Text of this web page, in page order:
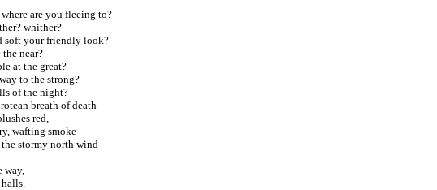
are you fleeing to?
whither?
soft your friendly look?
the near?
at the great?
to the strong?
of the night?
breath of death
red,
wafting smoke
stormy north wind
way,